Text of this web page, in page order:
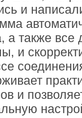
и
а также все
и
и